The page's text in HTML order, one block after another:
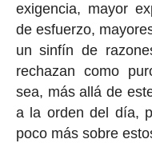
exigencia, mayor
de esfuerzo,
un sinfín de
rechazan como
sea, más allá de
a la orden del día,
poco más sobre